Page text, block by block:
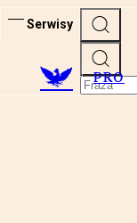
Serwisy
PRO